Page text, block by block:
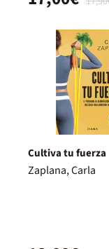
Cultiva tu fuerza
Zaplana, Carla